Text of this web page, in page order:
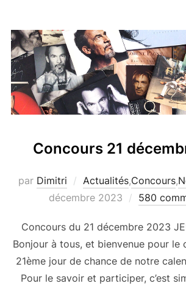
Concours 21
par Dimitri Actualités,Concours,
décembre 2023
580
Concours du 21 décembre 2023
Bonjour à tous, et bienvenue pour le
21ème jour de chance de notre
Pour le savoir et participer, c’est